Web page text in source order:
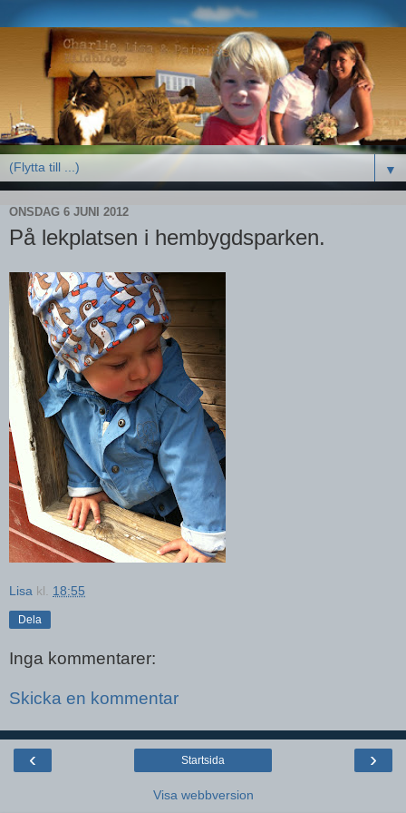
▼
ONSDAG 6 JUNI 2012
På lekplatsen i hembygdsparken.
Lisa kl. 18:55
Dela
Inga kommentarer:
Skicka en kommentar
‹ ›
Startsida
Visa webbversion